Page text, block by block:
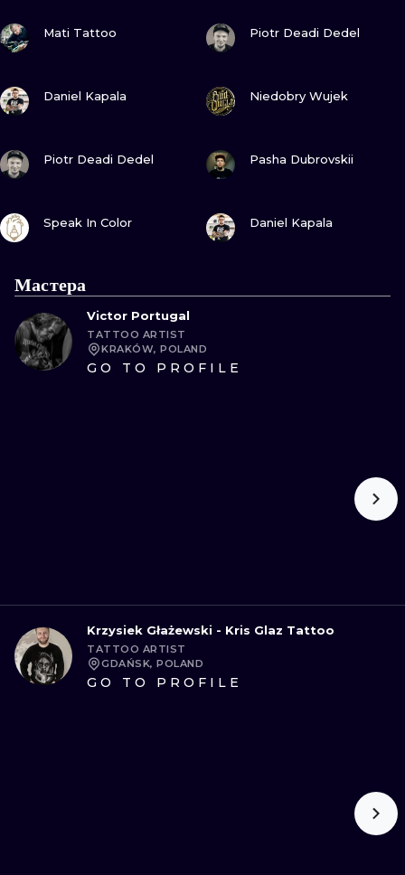
Mati Tattoo Piotr Deadi Dedel
Daniel Kapala Niedobry Wujek
Piotr Deadi Dedel Pasha Dubrovskii
Speak In Color Daniel Kapala
Мастера
Victor Portugal
TATTOO ARTIST
KRAKÓW, POLAND
GO TO PROFILE
Krzysiek Głażewski - Kris Glaz Tattoo
TATTOO ARTIST
GDAŃSK, POLAND
GO TO PROFILE